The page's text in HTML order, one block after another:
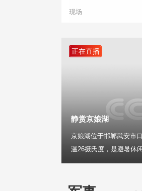
现场
正在直播
静赏京娘湖
京娘湖位于邯郸武安市
温26摄氏度，是避暑休